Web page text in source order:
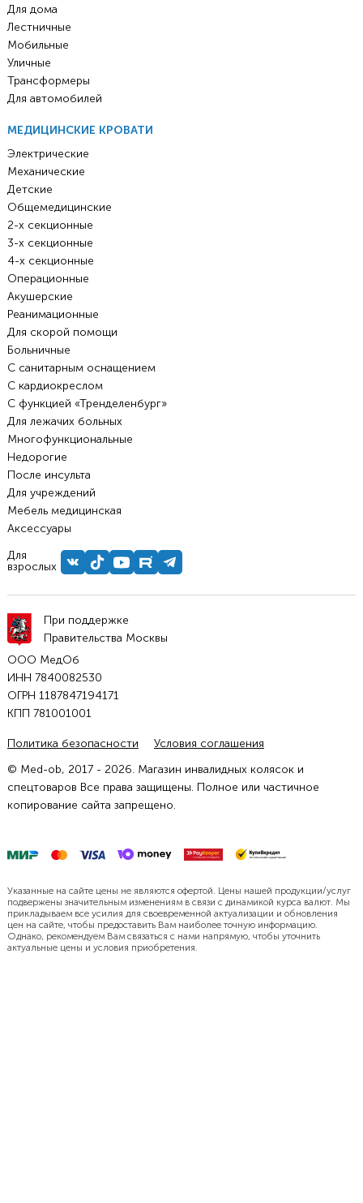
Для дома
Лестничные
Мобильные
Уличные
Трансформеры
Для автомобилей
МЕДИЦИНСКИЕ КРОВАТИ
Электрические
Механические
Детские
Общемедицинские
2-х секционные
3-х секционные
4-х секционные
Операционные
Акушерские
Реанимационные
Для скорой помощи
Больничные
С санитарным оснащением
С кардиокреслом
С функцией «Тренделенбург»
Для лежачих больных
Многофункциональные
Недорогие
После инсульта
Для учреждений
Мебель медицинская
Аксессуары
Для
взрослых
При поддержке
Правительства Москвы
ООО МедОб
ИНН 7840082530
ОГРН 1187847194171
КПП 781001001
Политика безопасности
Условия соглашения
© Med-ob, 2017 - 2026. Магазин инвалидных колясок и
спецтоваров Все права защищены. Полное или частичное
копирование сайта запрещено.
Указанные на сайте цены не являются офертой. Цены нашей продукции/услуг
подвержены значительным изменениям в связи с динамикой курса валют. Мы
прикладываем все усилия для своевременной актуализации и обновления
цен на сайте, чтобы предоставить Вам наиболее точную информацию.
Однако, рекомендуем Вам связаться с нами напрямую, чтобы уточнить
актуальные цены и условия приобретения.